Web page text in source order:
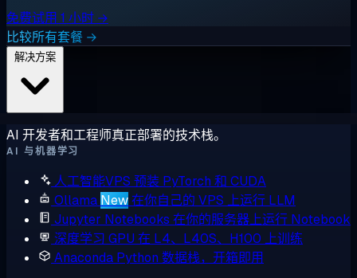
免费试用 1 小时 →
比较所有套餐 →
AI 开发者和工程师真正部署的技术栈。
AI 与机器学习
人工智能VPS 预装 PyTorch 和 CUDA
Ollama New在你自己的 VPS 上运行 LLM
Jupyter Notebooks 在你的服务器上运行 Notebook
深度学习 GPU 在 L4、L40S、H100 上训练
Anaconda Python 数据栈，开箱即用